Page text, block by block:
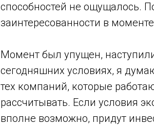
способностей не ощущалось.
заинтересованности в
Момент был упущен,
сегодняшних условиях, я
тех компаний, которые
рассчитывать. Если условия
вполне возможно, придут